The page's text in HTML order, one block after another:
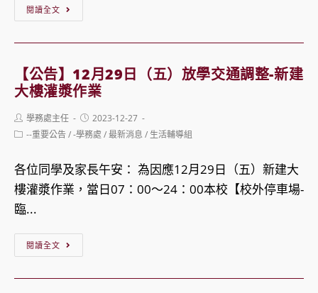
閱讀全文
113
學
年
「國
部
招
【公告】12月29日（五）放學交通調整-新建
大樓灌漿作業
Post
author:
學務處主任
Post
published:
2023-12-27
Post--重要公告/-學務處 /最新消息 / 生活輔導組
各位同學及家長午安： 為因應12月29日（五）新建大
樓灌漿作業，當日07：00～24：00本校【校外停車場-
臨...
閱讀全文
12